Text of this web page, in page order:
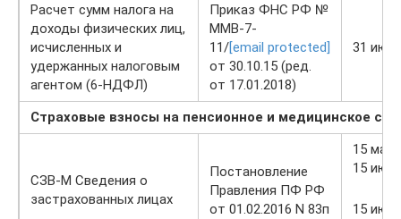
Расчет сумм налога на
доходы физических лиц,
исчисленных и
удержанных налоговым
агентом (6-НДФЛ)
Приказ ФНС РФ №
ММВ-7-
11/[email protected]
от 30.10.15 (ред.
от 17.01.2018)
31
Страховые взносы на пенсионное и медицинское
СЗВ-М Сведения о
застрахованных лицах
Постановление
Правления ПФ РФ
от 01.02.2016 N 83п
15 мая
15
15